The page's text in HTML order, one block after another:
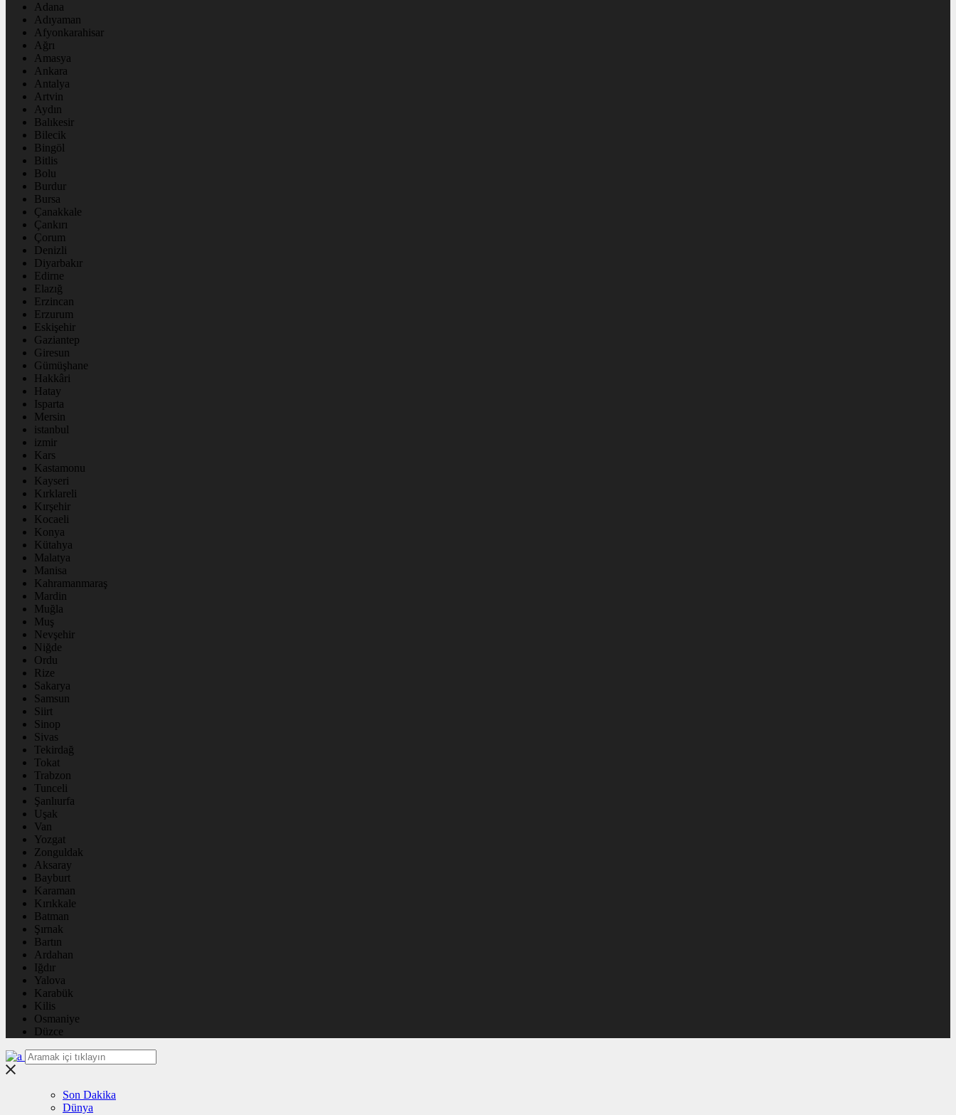
Adana
Adıyaman
Afyonkarahisar
Ağrı
Amasya
Ankara
Antalya
Artvin
Aydın
Balıkesir
Bilecik
Bingöl
Bitlis
Bolu
Burdur
Bursa
Çanakkale
Çankırı
Çorum
Denizli
Diyarbakır
Edirne
Elazığ
Erzincan
Erzurum
Eskişehir
Gaziantep
Giresun
Gümüşhane
Hakkâri
Hatay
Isparta
Mersin
istanbul
izmir
Kars
Kastamonu
Kayseri
Kırklareli
Kırşehir
Kocaeli
Konya
Kütahya
Malatya
Manisa
Kahramanmaraş
Mardin
Muğla
Muş
Nevşehir
Niğde
Ordu
Rize
Sakarya
Samsun
Siirt
Sinop
Sivas
Tekirdağ
Tokat
Trabzon
Tunceli
Şanlıurfa
Uşak
Van
Yozgat
Zonguldak
Aksaray
Bayburt
Karaman
Kırıkkale
Batman
Şırnak
Bartın
Ardahan
Iğdır
Yalova
Karabük
Kilis
Osmaniye
Düzce
Son Dakika
Dünya